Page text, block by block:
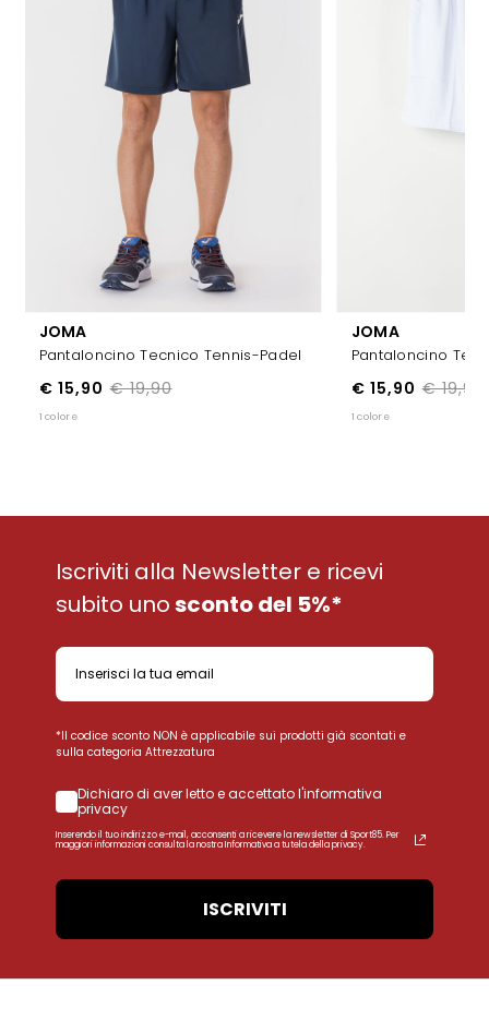
JOMA
Pantaloncino Tecnico Tennis-Padel
€ 19,90
€ 15,90
1 colore
JOMA
Pantaloncino
€ 19,90
€ 15,90
1 colore
Iscriviti alla Newsletter e ricevi
subito unosconto del 5%*
*Il codice sconto NON è applicabile sui prodotti già scontati e
sulla categoria Attrezzatura
Dichiaro di aver letto e accettato l'informativa
privacy
Inserendo il tuo indirizzo e-mail, acconsenti a ricevere la newsletter di Sport85. Per
maggiori informazioni consulta la nostra Informativa a tutela della privacy.
ISCRIVITI